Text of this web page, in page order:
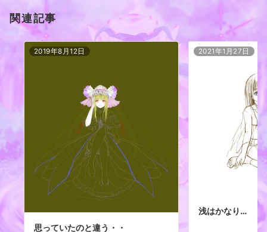
関連記事
2019年8月12日
思っていたのと違う・・
2021年1月27日
浅はかなり…